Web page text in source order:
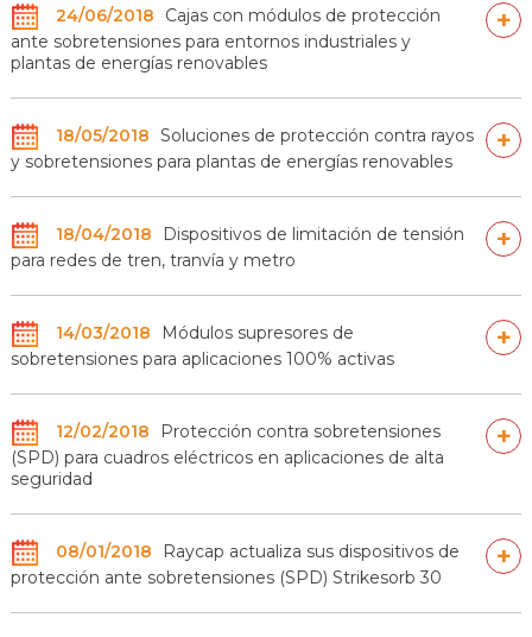
24/06/2018
Cajas con módulos de protección
ante sobretensiones para entornos industriales y
plantas de energías renovables
+
18/05/2018 Soluciones de protección contra rayos
y sobretensiones para plantas de energías renovables
+
18/04/2018
Dispositivos de limitación de tensión
para redes de tren, tranvía y metro
+
14/03/2018
Módulos supresores de
sobretensiones para aplicaciones 100% activas
+
12/02/2018
Protección contra sobretensiones
(SPD) para cuadros eléctricos en aplicaciones de alta
seguridad
+
08/01/2018
Raycap actualiza sus dispositivos de
protección ante sobretensiones (SPD) Strikesorb 30
+